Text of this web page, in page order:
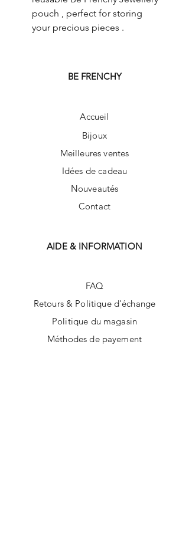
pouch , perfect for storing
your precious pieces .
BE FRENCHY
Accueil
Bijoux
Meilleures ventes
Idées de cadeau
Nouveautés
Contact
AIDE & INFORMATION
FAQ
Retours & Politique d'échange
Politique du magasin
Méthodes de payement